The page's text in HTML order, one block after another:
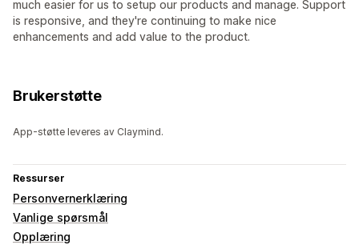
much easier for us to setup our products and manage. Support
is responsive, and they're continuing to make nice
enhancements and add value to the product.
Brukerstøtte
App-støtte leveres av Claymind.
Ressurser
Personvernerklæring
Vanlige spørsmål
Opplæring